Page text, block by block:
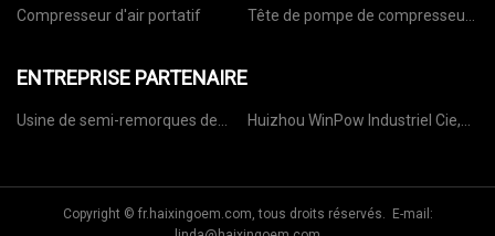
rotatives
Compresseur d'air portatif
Tête de pompe de compresseur
ENTREPRISE PARTENAIRE
Usine de semi-remorques de
Huizhou WinPow Industriel Cie,
Copyright © fr.haixingoem.com, tous droits réservés. E-mail: